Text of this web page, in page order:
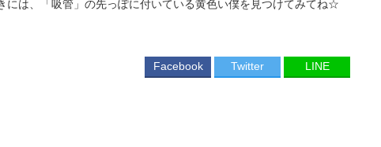
には、「吸管」の先っぽに付いている黄色い僕を見つけてみてね☆
Facebook Twitter LINE